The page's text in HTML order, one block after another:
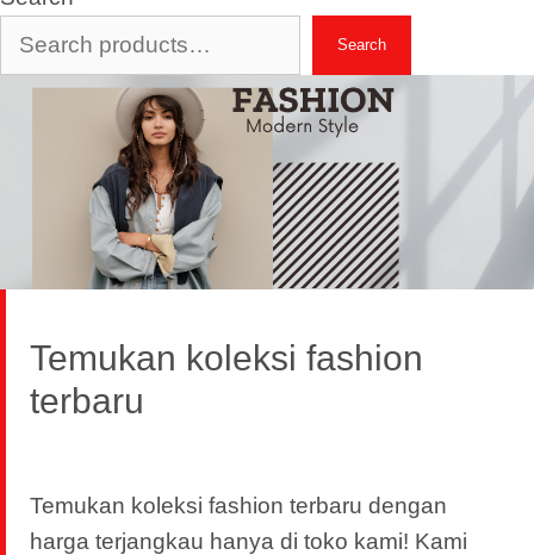
Search
Temukan koleksi fashion
terbaru
Temukan koleksi fashion terbaru dengan
harga terjangkau hanya di toko kami! Kami